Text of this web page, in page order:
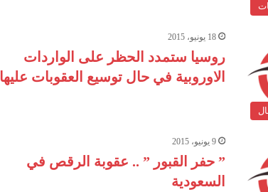
18 يونيو، 2015
روسيا ستمدد الحظر على الواردات
الاوروبية في حال توسيع العقوبات عليها
9 يونيو، 2015
” حفر القبور ” .. عقوبة الرقص في
السعودية